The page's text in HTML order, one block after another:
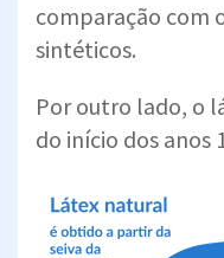
comparação com
sintéticos.
Por outro lado, o
do início dos anos